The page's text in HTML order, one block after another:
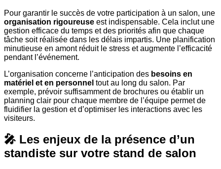
Pour garantir le succès de votre participation à un salon, une
organisation rigoureuse est indispensable. Cela inclut une
gestion efficace du temps et des priorités afin que chaque
tâche soit réalisée dans les délais impartis. Une planification
minutieuse en amont réduit le stress et augmente l’efficacité
pendant l’événement.
L’organisation concerne l’anticipation des besoins en
matériel et en personnel tout au long du salon. Par
exemple, prévoir suffisamment de brochures ou établir un
planning clair pour chaque membre de l’équipe permet de
fluidifier la gestion et d’optimiser les interactions avec les
visiteurs.
🎤 Les enjeux de la présence d’un
standiste sur votre stand de salon